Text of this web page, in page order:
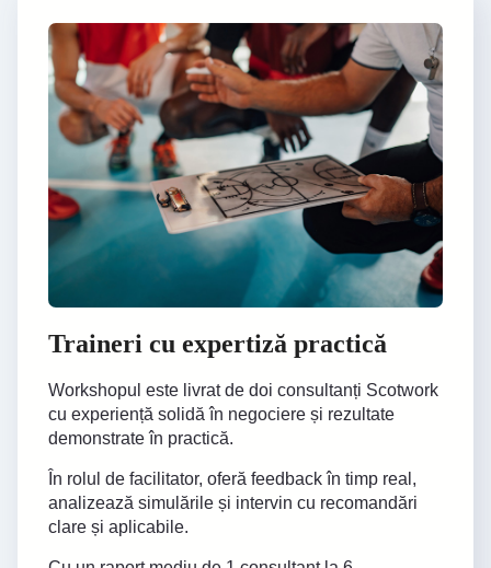
Traineri cu expertiză practică
Workshopul este livrat de doi consultanți Scotwork
cu experiență solidă în negociere și rezultate
demonstrate în practică.
În rolul de facilitator, oferă feedback în timp real,
analizează simulările și intervin cu recomandări
clare și aplicabile.